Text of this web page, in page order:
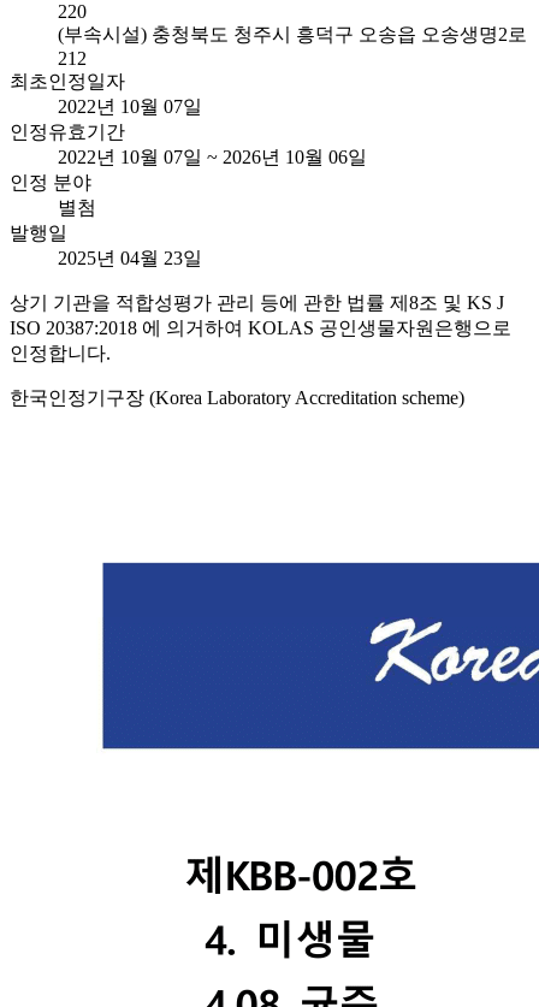
220
(부속시설) 충청북도 청주시 흥덕구 오송읍 오송생명2로
212
최초인정일자
2022년 10월 07일
인정유효기간
2022년 10월 07일 ~ 2026년 10월 06일
인정 분야
별첨
발행일
2025년 04월 23일
상기 기관을 적합성평가 관리 등에 관한 법률 제8조 및 KS J
ISO 20387:2018 에 의거하여 KOLAS 공인생물자원은행으로
인정합니다.
한국인정기구장 (Korea Laboratory Accreditation scheme)